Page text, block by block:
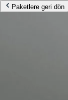
Paketlere geri dön